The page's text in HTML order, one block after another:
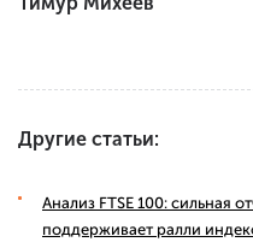
Другие статьи:
Анализ FTSE 100: сильная
поддерживает ралли